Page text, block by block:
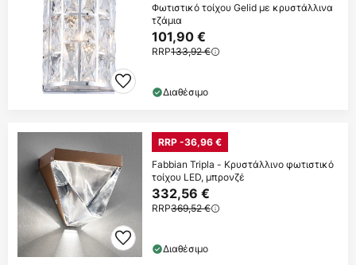
Φωτιστικό τοίχου Gelid με κρυστάλλινα
τζάμια
101,90 €
RRP133,92 €
Διαθέσιμο
RRP -36,96 €
Fabbian Tripla - Κρυστάλλινο φωτιστικό
τοίχου LED, μπρονζέ
332,56 €
RRP369,52 €
Διαθέσιμο